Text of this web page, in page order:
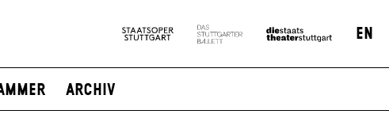
EN
Archiv